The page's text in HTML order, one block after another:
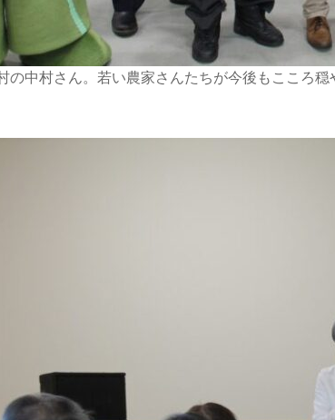
の中村さん。若い農家さんたちが今後もこころ